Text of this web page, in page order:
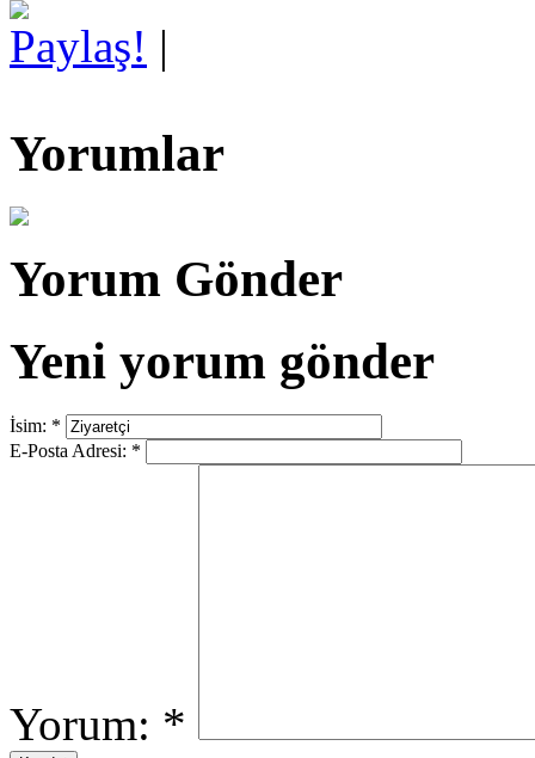
Paylaş! |
Yorumlar
Yorum Gönder
Yeni yorum gönder
İsim: *
E-Posta Adresi: *
Yorum: *